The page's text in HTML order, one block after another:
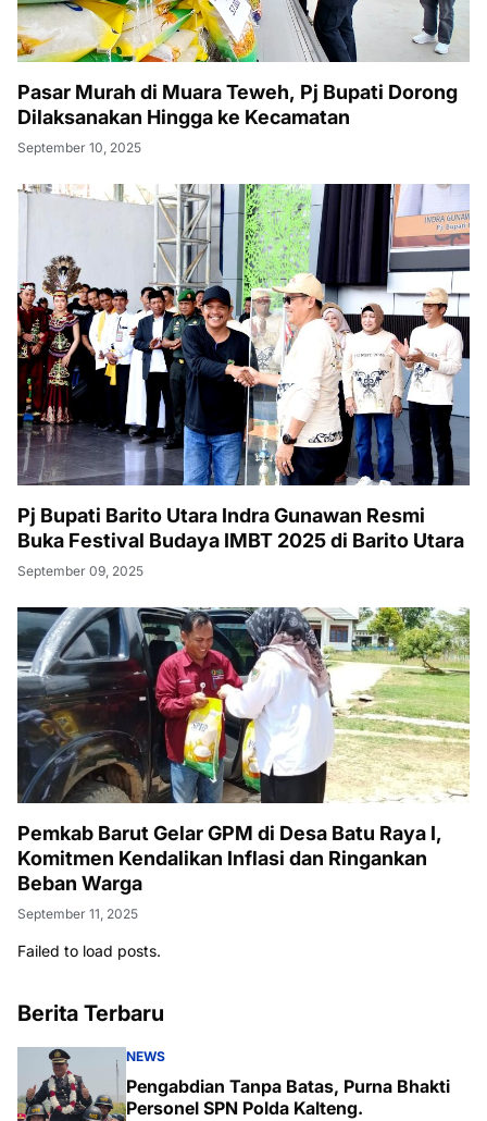
Pasar Murah di Muara Teweh, Pj Bupati Dorong
Dilaksanakan Hingga ke Kecamatan
September 10, 2025
Pj Bupati Barito Utara Indra Gunawan Resmi
Buka Festival Budaya IMBT 2025 di Barito Utara
September 09, 2025
Pemkab Barut Gelar GPM di Desa Batu Raya I,
Komitmen Kendalikan Inflasi dan Ringankan
Beban Warga
September 11, 2025
Failed to load posts.
Berita Terbaru
NEWS
Pengabdian Tanpa Batas, Purna Bhakti
Personel SPN Polda Kalteng.